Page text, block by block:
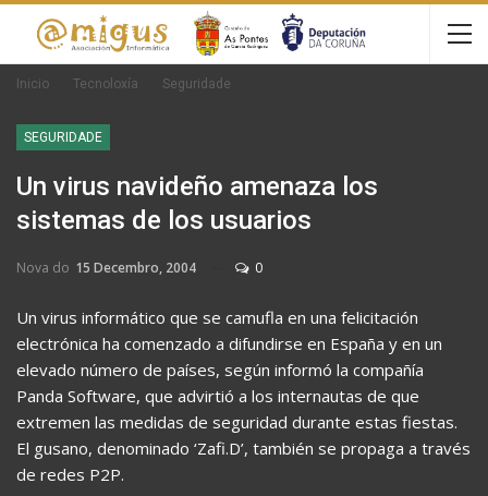
Inicio Tecnoloxía Seguridade
SEGURIDADE
Un virus navideño amenaza los
sistemas de los usuarios
Nova do 15 Decembro, 2004 0
Un virus informático que se camufla en una felicitación
electrónica ha comenzado a difundirse en España y en un
elevado número de países, según informó la compañía
Panda Software, que advirtió a los internautas de que
extremen las medidas de seguridad durante estas fiestas.
El gusano, denominado ‘Zafi.D’, también se propaga a través
de redes P2P.